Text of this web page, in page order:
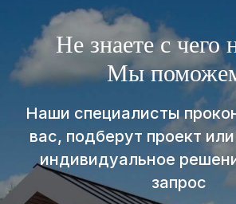
Не знаете с чего
Мы
Наши специалисты
вас, подберут проект
индивидуальное
запрос